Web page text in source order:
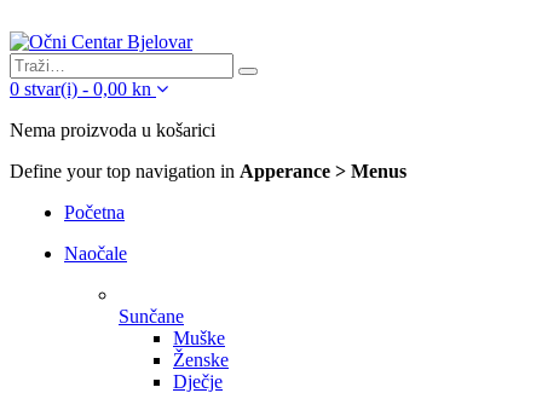
0 stvar(i) - 0,00 kn
Nema proizvoda u košarici
Define your top navigation in Apperance > Menus
Početna
Naočale
Sunčane
Muške
Ženske
Dječje